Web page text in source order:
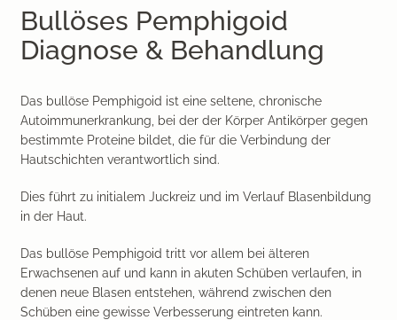
Bullöses Pemphigoid
Diagnose & Behandlung
Das bullöse Pemphigoid ist eine seltene, chronische
Autoimmunerkrankung, bei der der Körper Antikörper gegen
bestimmte Proteine bildet, die für die Verbindung der
Hautschichten verantwortlich sind.
Dies führt zu initialem Juckreiz und im Verlauf Blasenbildung
in der Haut.
Das bullöse Pemphigoid tritt vor allem bei älteren
Erwachsenen auf und kann in akuten Schüben verlaufen, in
denen neue Blasen entstehen, während zwischen den
Schüben eine gewisse Verbesserung eintreten kann.